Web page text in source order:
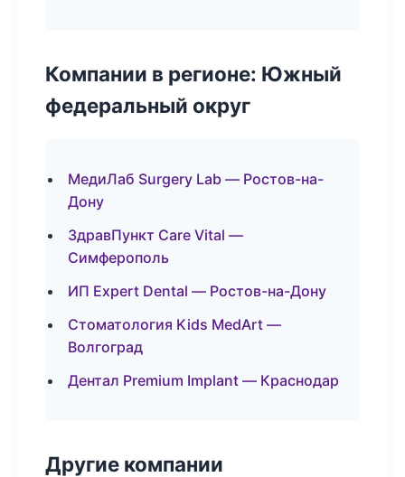
Компании в регионе: Южный
федеральный округ
МедиЛаб Surgery Lab — Ростов-на-
Дону
ЗдравПункт Care Vital —
Симферополь
ИП Expert Dental — Ростов-на-Дону
Стоматология Kids MedArt —
Волгоград
Дентал Premium Implant — Краснодар
Другие компании